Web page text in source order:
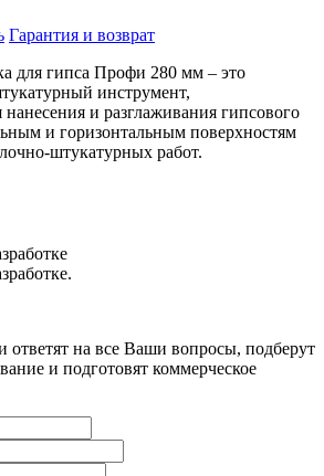
Гарантия и возврат
для гипса Профи 280 мм – это
инструмент,
и разглаживания гипсового
и горизонтальным поверхностям
штукатурных работ.
на все Ваши вопросы, подберут
и подготовят коммерческое